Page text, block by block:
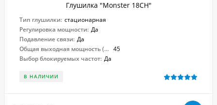
Глушилка "Monster 18CH"
Тип глушилки: стационарная
Регулировка мощности: Да
Подавление связи: Да
Общая выходная мощность (Вт): 45
Выбор блокируемых частот: Да
В НАЛИЧИИ